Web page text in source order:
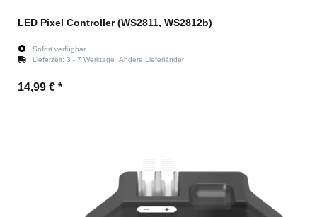
LED Pixel Controller (WS2811, WS2812b)
Sofort verfügbar
Lieferzeit: 3 - 7 Werktage Andere Lieferländer
14,99 € *